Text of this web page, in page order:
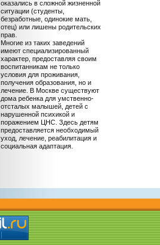
оказались в сложной жизненной
ситуации (студенты,
безработные, одинокие мать,
отец) или лишены родительских
прав.
Многие из таких заведений
имеют специализированный
характер, предоставляя своим
воспитанникам не только
условия для проживания,
получения образования, но и
лечение. В Москве существуют
дома ребенка для умственно-
отсталых малышей, детей с
нарушенной психикой и
поражением ЦНС. Здесь детям
предоставляется необходимый
уход, лечение, реабилитация и
социальная адаптация.